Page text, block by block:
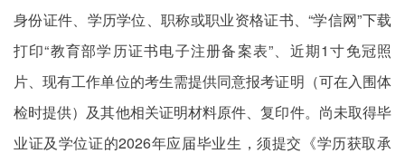
身份证件、学历学位、职称或职业资格证书、“学信网”下载
打印“教育部学历证书电子注册备案表”、近期1寸免冠照
片、现有工作单位的考生需提供同意报考证明（可在入围体
检时提供）及其他相关证明材料原件、复印件。尚未取得毕
业证及学位证的2026年应届毕业生，须提交《学历获取承